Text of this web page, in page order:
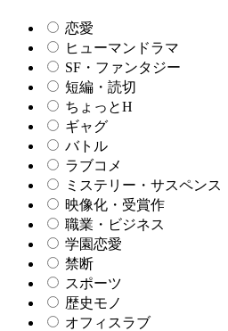
恋愛
ヒューマンドラマ
SF・ファンタジー
短編・読切
ちょっとH
ギャグ
バトル
ラブコメ
ミステリー・サスペンス
映像化・受賞作
職業・ビジネス
学園恋愛
禁断
スポーツ
歴史モノ
オフィスラブ